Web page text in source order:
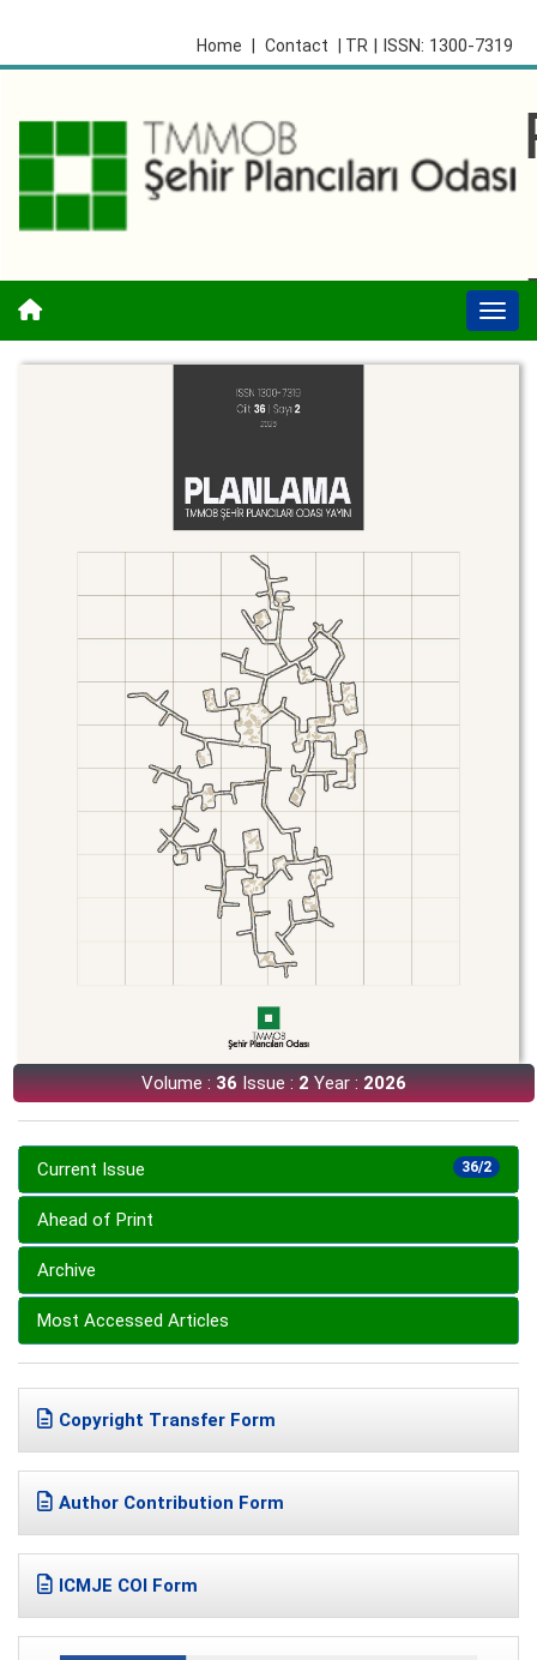
| ISSN: 1300-7319
| TR
Contact
Home
Volume :36Issue :2Year :2026
36/2
Current Issue
Ahead of Print
Archive
Most Accessed Articles
Copyright Transfer Form
Author Contribution Form
ICMJE COI Form